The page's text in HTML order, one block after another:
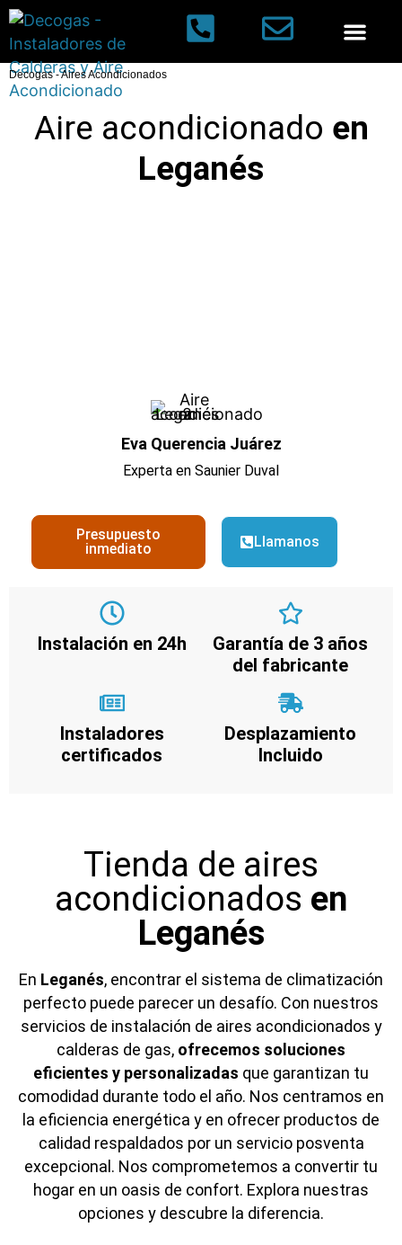
Decogas-Aires Acondicionados
Aire acondicionado en
Leganés
Eva Querencia Juárez
Experta en Saunier Duval
Presupuesto
inmediato
Llamanos
Instalación en 24h
Garantía de 3 años
del fabricante
Instaladores
certificados
Desplazamiento
Incluido
Tienda de aires
acondicionados en
Leganés
En Leganés, encontrar el sistema de climatización
perfecto puede parecer un desafío. Con nuestros
servicios de instalación de aires acondicionados y
calderas de gas, ofrecemos soluciones
eficientes y personalizadas que garantizan tu
comodidad durante todo el año. Nos centramos en
la eficiencia energética y en ofrecer productos de
calidad respaldados por un servicio posventa
excepcional. Nos comprometemos a convertir tu
hogar en un oasis de confort. Explora nuestras
opciones y descubre la diferencia.